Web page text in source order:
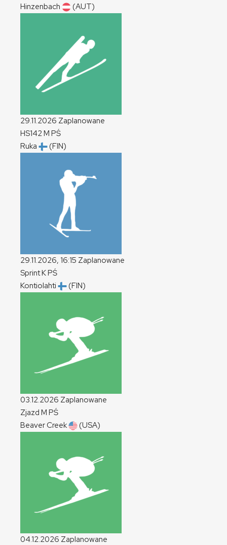
Hinzenbach
(AUT)
29.11.2026 Zaplanowane
HS142M PŚ
Ruka
(FIN)
29.11.2026, 16:15 Zaplanowane
SprintKPŚ
Kontiolahti
(FIN)
03.12.2026 Zaplanowane
Zjazd M PŚ
Beaver Creek
(USA)
04.12.2026 Zaplanowane